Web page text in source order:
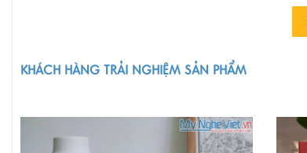
KHÁCH HÀNG TRẢI NGHIỆM SẢN PHẨM